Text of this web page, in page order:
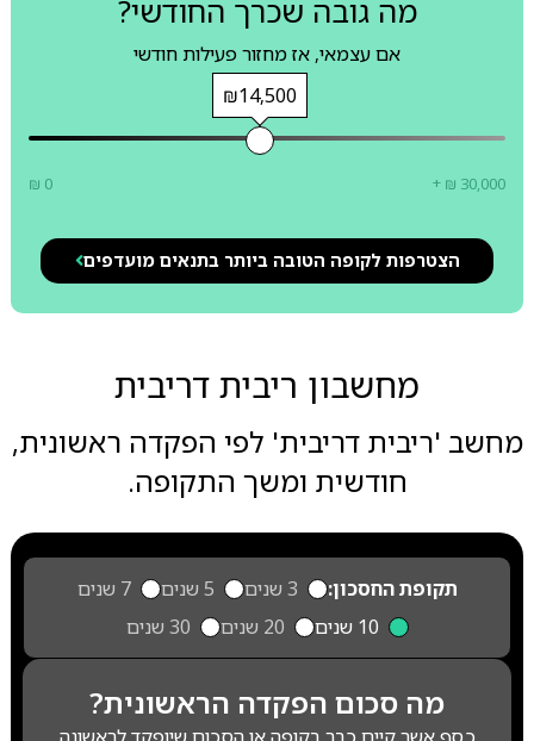
מה גובה שכרך החודשי?
אם עצמאי, אז מחזור פעילות חודשי
₪14,500
₪ 0 + ₪ 30,000
הצטרפות לקופה הטובה ביותר בתנאים מועדפים
מחשבון ריבית דריבית
מחשב 'ריבית דריבית' לפי הפקדה ראשונית,
חודשית ומשך התקופה.
תקופת החסכון: 3 שנים 5 שנים
7 שנים
10 שנים
20 שנים 30 שנים
מה סכום הפקדה הראשונית?